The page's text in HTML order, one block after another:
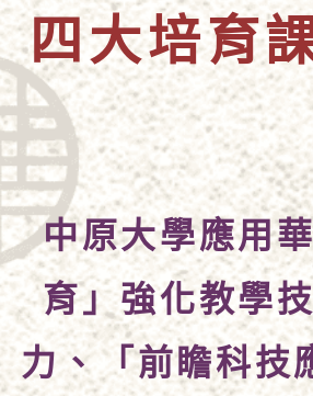
四大培育
中原大學應用
育」強化教學
力、「前瞻科技